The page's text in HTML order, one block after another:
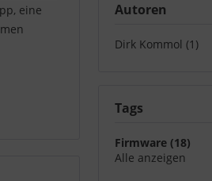
Autoren
Dirk Kommol (1)
Tags
Firmware (18)
Alle anzeigen
eine